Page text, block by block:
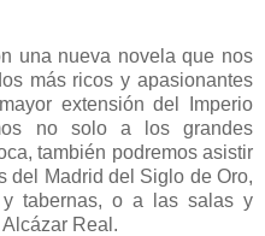
una nueva novela que nos
más ricos y apasionantes
extensión del Imperio
no solo a los grandes
también podremos asistir
del Madrid del Siglo de Oro,
tabernas, o a las salas y
Real.